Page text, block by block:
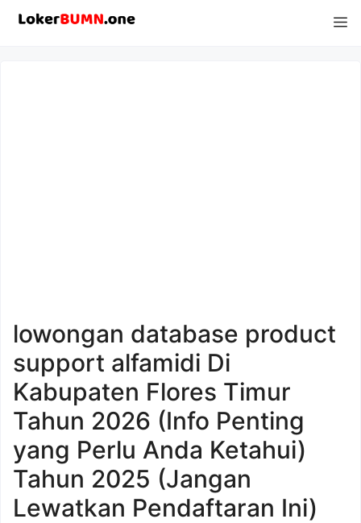
Langsung
lowongan database product
support alfamidi Di
Kabupaten Flores Timur
Tahun 2026 (Info Penting
yang Perlu Anda Ketahui)
Tahun 2025 (Jangan
Lewatkan Pendaftaran Ini)